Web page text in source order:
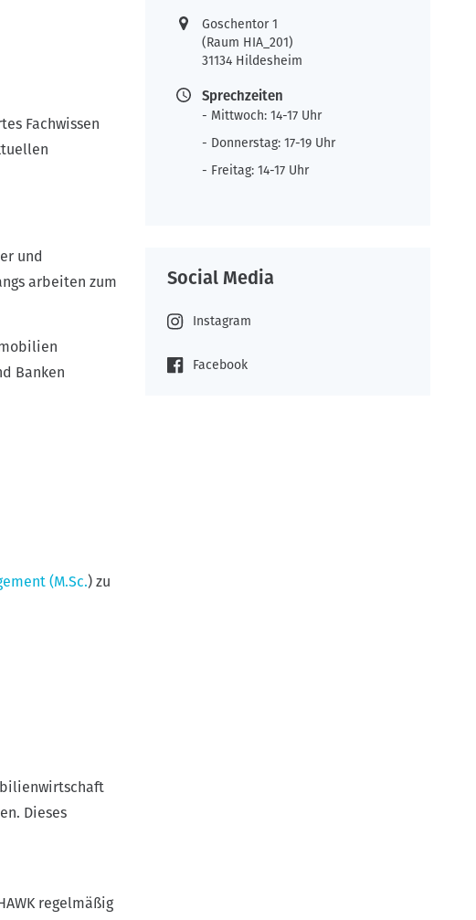
Fachwissen
und
arbeiten zum
Banken
(M.Sc.) zu
Dieses
regelmäßig
Goschentor 1
(Raum HIA_201)
31134 Hildesheim
Sprechzeiten
- Mittwoch: 14-17 Uhr
- Donnerstag: 17-19 Uhr
- Freitag: 14-17 Uhr
Social Media
Instagram
Facebook